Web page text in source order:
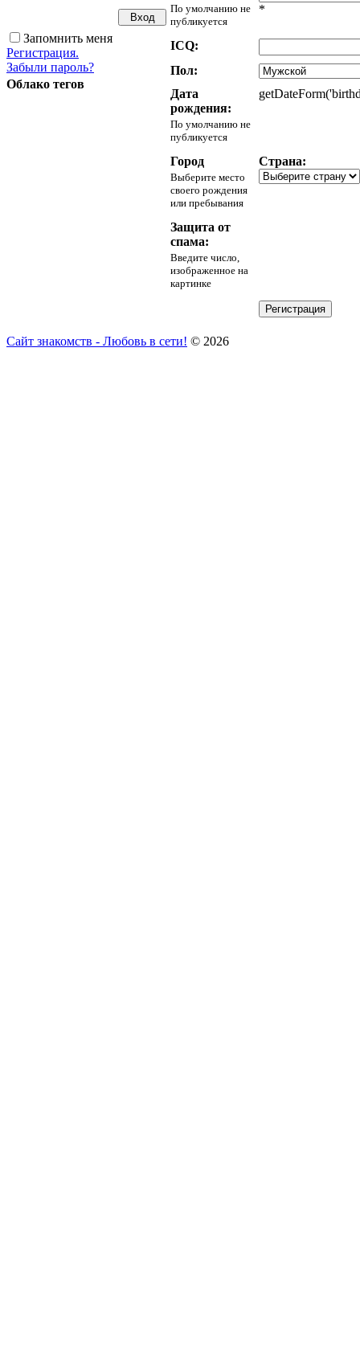
Запомнить меня
Регистрация.
Забыли пароль?
Облако тегов
По умолчанию не
публикуется
*
ICQ:
Пол:
Дата
рождения:
По умолчанию не
публикуется
Город
Выберите место
своего рождения
или пребывания
Страна:
Защита от
спама:
Введите число,
изображенное на
картинке
Сайт знакомств - Любовь в сети! © 2026